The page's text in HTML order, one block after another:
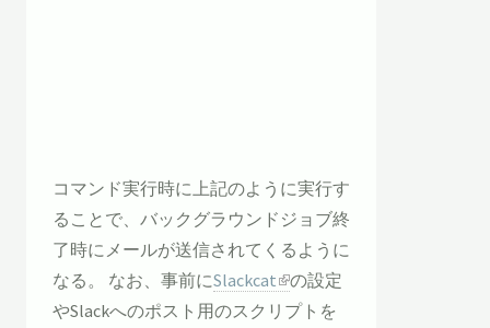
コマンド実行時に上記のように実行す
ることで、バックグラウンドジョブ終
了時にメールが送信されてくるように
なる。 なお、事前にSlackcat
の設定
やSlackへのポスト用のスクリプトを